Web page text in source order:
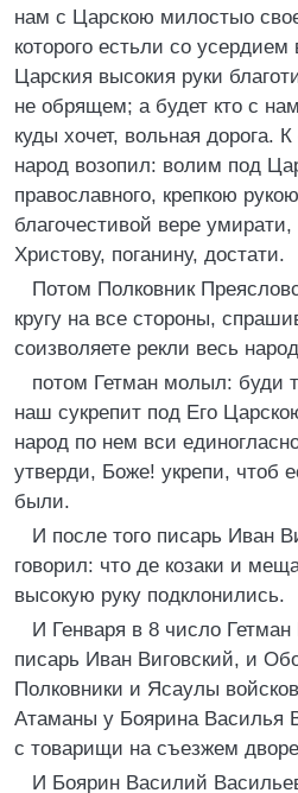
нам с Царскою милостыо
которого естьли со
Царския высокия руки
не обрящем; а будет кто с
куды хочет, вольная дорога.
народ возопил: волим под
православного, крепкою
благочестивой вере
Христову, поганину, достати.
Потом Полковник
кругу на все стороны,
соизволяете рекли весь
потом Гетман молыл: буди
наш сукрепит под Его
народ по нем вси
утверди, Боже! укрепи, чтоб
были.
И после того писарь Иван
говорил: что де козаки и
высокую руку подклонились.
И Генваря в 8 число
писарь Иван Виговский, и
Полковники и Ясаулы
Атаманы у Боярина Василья
с товарищи на съезжем
И Боярин Василий